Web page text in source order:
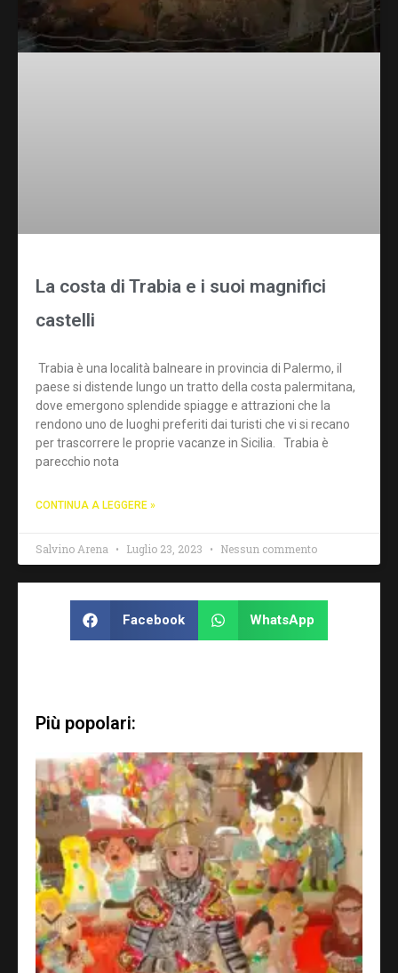
La costa di Trabia e i suoi magnifici
castelli
Trabia è una località balneare in provincia di Palermo, il
paese si distende lungo un tratto della costa palermitana,
dove emergono splendide spiagge e attrazioni che la
rendono uno de luoghi preferiti dai turisti che vi si recano
per trascorrere le proprie vacanze in Sicilia. Trabia è
parecchio nota
CONTINUA A LEGGERE »
Salvino Arena Luglio 23, 2023 Nessun commento
Facebook WhatsApp
Più popolari: